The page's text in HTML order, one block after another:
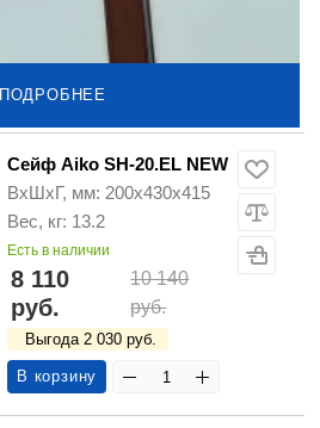
ПОДРОБНЕЕ
Сейф Aiko SH-20.EL NEW
ВхШхГ, мм: 200х430х415
Вес, кг: 13.2
Есть в наличии
8 110
руб.
10 140
руб.
Выгода 2 030 руб.
В корзину